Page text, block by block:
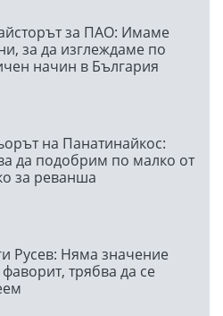
за ПАО: Имаме
за да изглеждаме по
начин в България
на Панатинайкос:
да подобрим по малко от
за реванша
Русев: Няма значение
трябва да се